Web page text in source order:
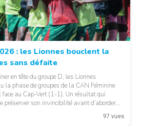
: les Lionnes bouclent la
sans défaite
en tête du groupe D, les Lionnes
la phase de groupes de la CAN Féminine
au Cap-Vert (1-1). Un résultat qui
préserver son invincibilité avant d’aborder
Camerounaises ont rapidement pris le97 vues